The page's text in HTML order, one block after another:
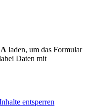
laden, um das Formular
Daten mit
entsperren